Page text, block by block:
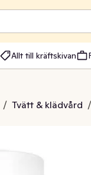
Allt till kräftskivan
/ Tvätt & klädvård /